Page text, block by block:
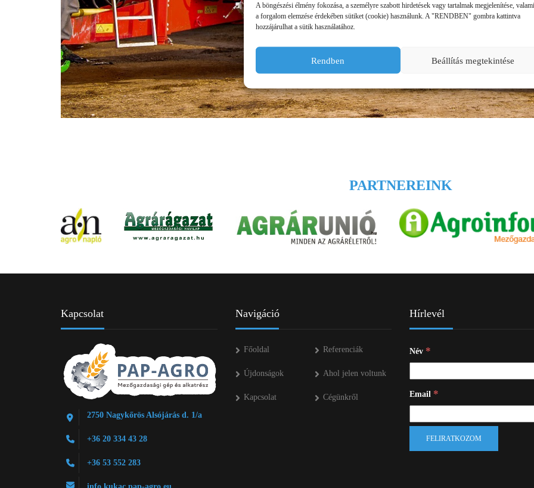
A böngészési élmény fokozása, a személyre szabott hirdetések vagy tartalmak megjelenítése,
a forgalom elemzése érdekében sütiket (cookie) használunk. A "RENDBEN" gombra kattintva
hozzájárulhat a sütik használatához.
Rendben Beállítás megtekintése
PARTNEREINK
Kapcsolat
2750 Nagykőrös Alsójárás d. 1/a
+36 20 334 43 28
+36 53 552 283
Navigáció
Főoldal Referenciák
Újdonságok Ahol jelen voltunk
Kapcsolat Cégünkről
Hírlevél
Név *
Email *